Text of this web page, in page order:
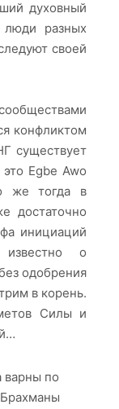
духовный
разных
своей
конфликтом
существует
Egbe Awo
же тогда в
достаточно
инициаций
о
одобрения
в корень.
Силы и
варны по